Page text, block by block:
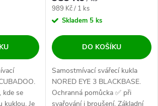
kde se
kuklou. Je
Měrná cena:
989 Kč / 1 ks
Skladem 5 ks
DO KOŠÍKU
Samostmívací svářecí kukla
NORED EYE 3 BLACKBASE.
Ochranná pomůcka ✅ při
svařování i broušení. Základní